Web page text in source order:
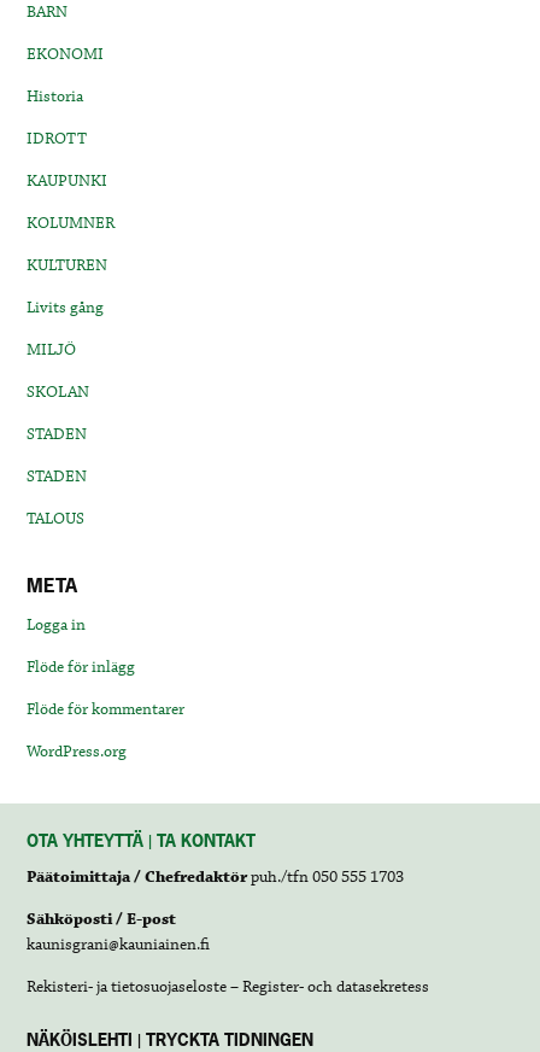
BARN
EKONOMI
Historia
IDROTT
KAUPUNKI
KOLUMNER
KULTUREN
Livits gång
MILJÖ
SKOLAN
STADEN
STADEN
TALOUS
META
Logga in
Flöde för inlägg
Flöde för kommentarer
WordPress.org
OTA YHTEYTTÄ | TA KONTAKT
Päätoimittaja / Chefredaktörpuh./tfn 050 555 1703
Sähköposti / E-post
kaunisgrani@kauniainen.fi
Rekisteri- ja tietosuojaseloste – Register- och datasekretess
NÄKÖISLEHTI | TRYCKTA TIDNINGEN